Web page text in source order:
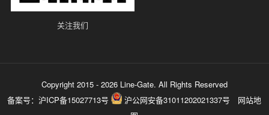
关注我们
Copyright 2015 - 2026 Line-Gate. All Rights Reserved
备案号：沪ICP备15027713号 沪公网安备31011202021337号
网站地